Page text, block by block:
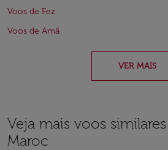
Voos de Fez
Voos de Amã
VER MAIS
Veja mais voos
Maroc